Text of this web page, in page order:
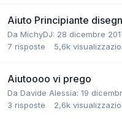
Aiuto Principiante
Da MichyDJ: 28 dicembre
7 risposte 5,6k
Aiutoooo vi prego
Da Davide Alessia: 19
3 risposte 2,6k